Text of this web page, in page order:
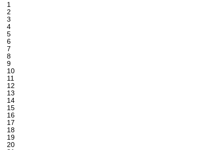
1
2
3
4
5
6
7
8
9
10
11
12
13
14
15
16
17
18
19
20